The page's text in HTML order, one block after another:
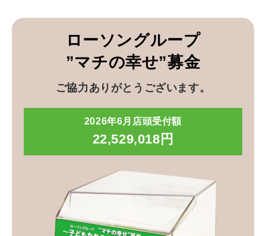
ローソングループ
”マチの幸せ”募金
ご協力ありがとうございます。
2026年6月店頭受付額
22,529,018円